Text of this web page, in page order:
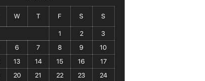
W T F S S
1 2
3
6 7 8 9
10
13 14 15 16
17
20 21 22 23 24